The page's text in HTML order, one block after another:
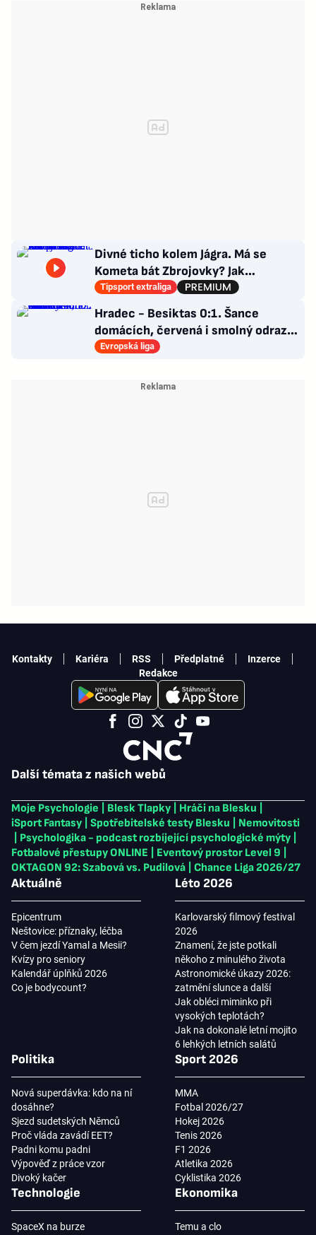
Divné ticho kolem Jágra. Má se
Kometa bát Zbrojovky? Jak
poskládat Pardubice
Tipsport extraliga
Hradec - Besiktas 0:1. Šance
domácích, červená i smolný odraz.
Votroci budou dotahovat
Evropská liga
Další témata z našich webů
Moje Psychologie Blesk Tlapky Hráči na Blesku
iSport Fantasy
Spotřebitelské testy Blesku
Nemovitosti
Psychologika - podcast rozbíjející psychologické mýty
Fotbalové přestupy ONLINE
Eventový prostor Level 9
OKTAGON 92: Szabová vs. Pudilová
Chance Liga 2026/27
Aktuálně
Epicentrum
Neštovice: příznaky, léčba
V čem jezdí Yamal a Mesii?
Kvízy pro seniory
Kalendář úplňků 2026
Co je bodycount?
Léto 2026
Karlovarský filmový festival
2026
Znamení, že jste potkali
někoho z minulého života
Astronomické úkazy 2026:
zatmění slunce a další
Jak obléci miminko při
vysokých teplotách?
Jak na dokonalé letní mojito
6 lehkých letních salátů
Politika
Nová superdávka: kdo na ní
dosáhne?
Sjezd sudetských Němců
Proč vláda zavádí EET?
Padni komu padni
Výpověď z práce vzor
Divoký kačer
Sport 2026
MMA
Fotbal 2026/27
Hokej 2026
Tenis 2026
F1 2026
Atletika 2026
Cyklistika 2026
Technologie
SpaceX na burze
Ekonomika
Temu a clo
Kontakty Kariéra RSS Předplatné
Inzerce
Redakce